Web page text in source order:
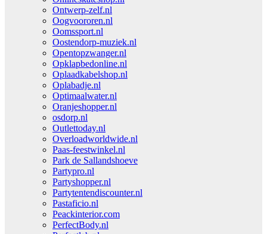
Ontwerp-zelf.nl
Oogvoororen.nl
Oomssport.nl
Oostendorp-muziek.nl
Opentopzwanger.nl
Opklapbedonline.nl
Oplaadkabelshop.nl
Oplabadje.nl
Optimaalwater.nl
Oranjeshopper.nl
osdorp.nl
Outlettoday.nl
Overloadworldwide.nl
Paas-feestwinkel.nl
Park de Sallandshoeve
Partypro.nl
Partyshopper.nl
Partytentendiscounter.nl
Pastaficio.nl
Peackinterior.com
PerfectBody.nl